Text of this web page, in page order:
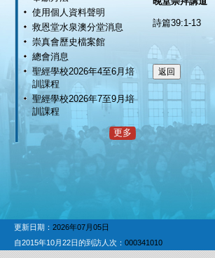
使用個人資料聲明
救恩堂水泉澳分堂消息
崇真會歷史檔案館
總會消息
聖經學校2026年4至6月培
訓課程
聖經學校2026年7至9月培
訓課程
更多
詩篇39:1-13
更新日期： 2026年07月05日
自2015年10月22日的到訪人次： 000341010